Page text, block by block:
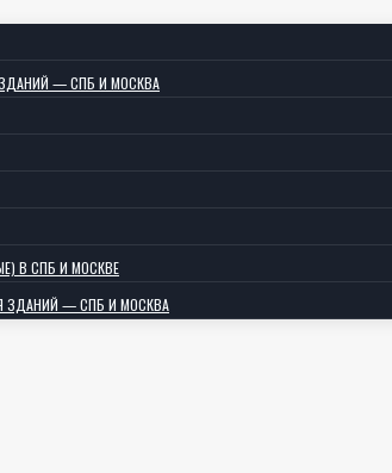
— СПБ И МОСКВА
В СПБ И МОСКВЕ
ЗДАНИЙ — СПБ И МОСКВА